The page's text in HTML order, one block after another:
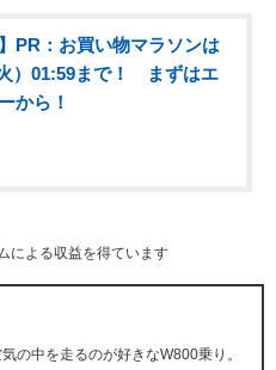
】PR：お買い物マラソンは
）01:59まで！ まずはエ
から！
による収益を得ています
の中を走るのが好きなW800乗り。